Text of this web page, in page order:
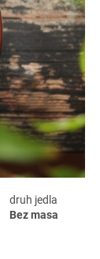
druh jedla
Bez masa